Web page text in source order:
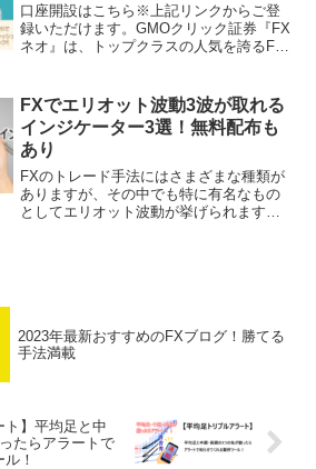
口座開設はこちら※上記リンクからご登
録いただけます。GMOクリック証券『FX
ネオ』は、トップクラスの人気を誇るFX
オ』は、スリップしづらくスキャルピン
グに最適。Yo...
FXでエリオット波動3波が取れる
インジケーター3選！無料配布も
あり
FXのトレード手法にはさまざまな種類が
ありますが、その中でも特に有名なもの
としてエリオット波動が挙げられます。
2023年最新おすすめのFXブログ！勝てる
手法満載
ト】平均足と中
たらアラートで
！